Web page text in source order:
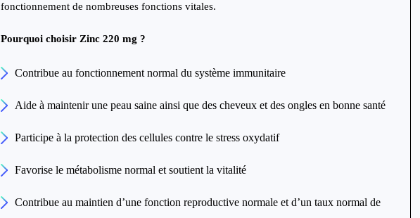
fonctionnement de nombreuses fonctions vitales.
Pourquoi choisir Zinc 220 mg ?
Contribue au fonctionnement normal du système immunitaire
Aide à maintenir une peau saine ainsi que des cheveux et des ongles en bonne santé
Participe à la protection des cellules contre le stress oxydatif
Favorise le métabolisme normal et soutient la vitalité
Contribue au maintien d’une fonction reproductive normale et d’un taux normal de